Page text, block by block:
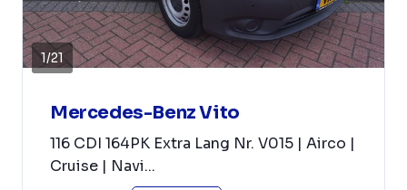
1/21
Mercedes-Benz Vito
116 CDI 164PK Extra Lang Nr. V015 | Airco |
Cruise | Navi...